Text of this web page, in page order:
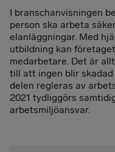
I branschanvisningen
person ska arbeta
elanläggningar. Med
utbildning kan
medarbetare. Det är
till att ingen blir
delen regleras av
2021 tydliggörs
arbetsmiljöansvar.